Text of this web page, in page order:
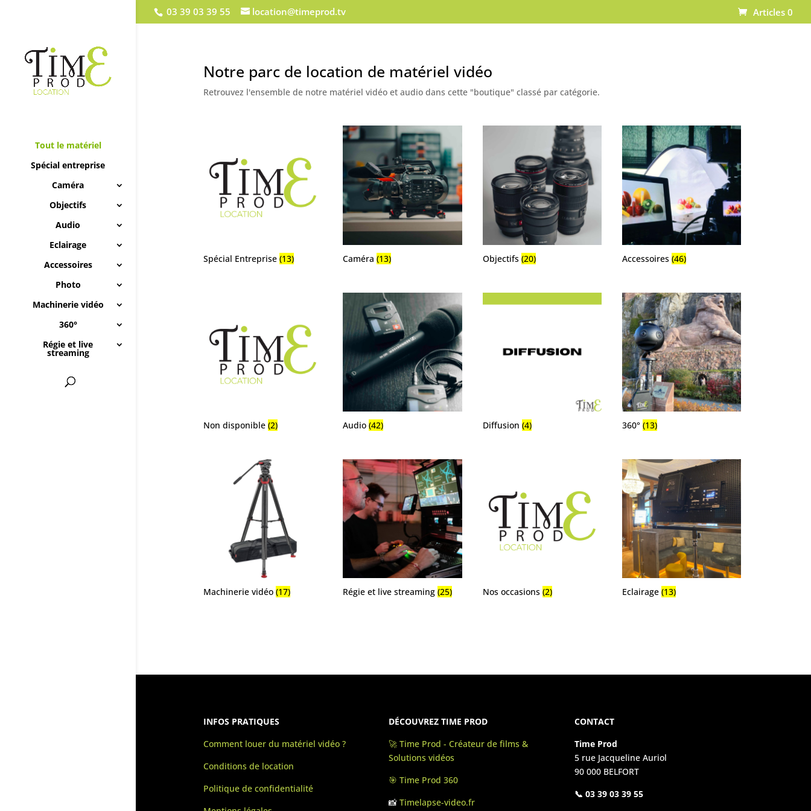
03 39 03 39 55 location@timeprod.tv Articles 0
Tout le matériel
Spécial entreprise
Caméra
Objectifs
Audio
Eclairage
Accessoires
Photo
Machinerie vidéo
360°
Régie et live
streaming
Notre parc de location de matériel vidéo
Retrouvez l'ensemble de notre matériel vidéo et audio dans cette "boutique" classé par catégorie.
Spécial Entreprise (13) Caméra(13) Objectifs (20) Accessoires(46)
Non disponible (2) Audio(42) Diffusion (4) 360°(13)
Machinerie vidéo (17) Régie et live streaming(25) Nos occasions (2) Eclairage(13)
INFOS PRATIQUES
Comment louer du matériel vidéo ?
Conditions de location
Politique de confidentialité
DÉCOUVREZ TIME PROD
🚀 Time Prod - Créateur de films &
Solutions vidéos
🎯 Time Prod 360
📸Timelapse-video.fr
CONTACT
Time Prod
5 rue Jacqueline Auriol
90 000 BELFORT
📞 03 39 03 39 55